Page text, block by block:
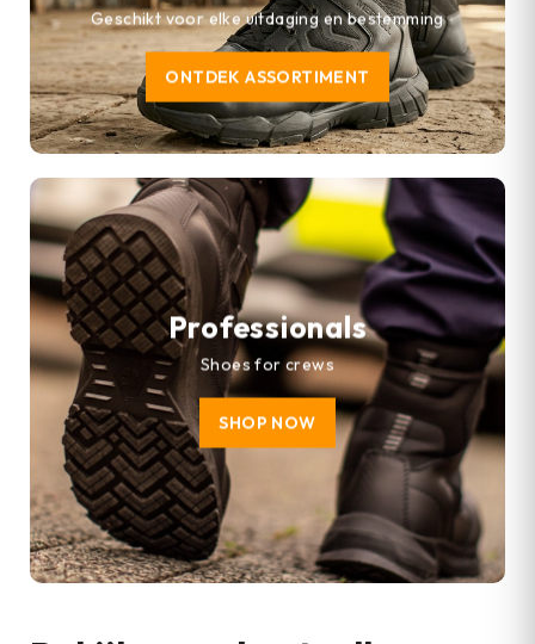
Geschikt voor elke uitdaging en bestemming
ONTDEK ASSORTIMENT
Professionals
Shoes for crews
SHOP NOW